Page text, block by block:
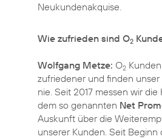
Neukundenakquise.
Wie zufrieden sind O2
Wolfgang Metze: O2
zufriedener und finden
nie. Seit 2017 messen wir
dem so genannten Net
Auskunft über die
unserer Kunden. Seit Beginn